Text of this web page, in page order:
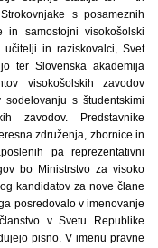
s posameznih
in samostojni visokošolski
učitelji in raziskovalci, Svet
ter Slovenska akademija
visokošolskih zavodov
s študentskimi
zavodov. Predstavnike
združenja, zbornice in
pa reprezentativni
bo Ministrstvo za visoko
kandidatov za nove člane
posredovalo v imenovanje
v Svetu Republike
pisno. V imenu pravne